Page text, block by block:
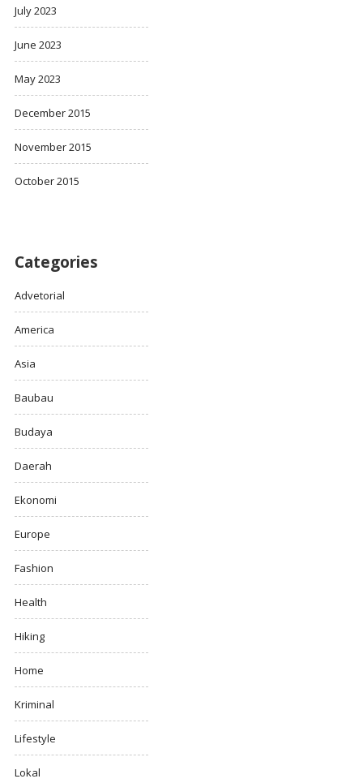
July 2023
June 2023
May 2023
December 2015
November 2015
October 2015
Categories
Advetorial
America
Asia
Baubau
Budaya
Daerah
Ekonomi
Europe
Fashion
Health
Hiking
Home
Kriminal
Lifestyle
Lokal